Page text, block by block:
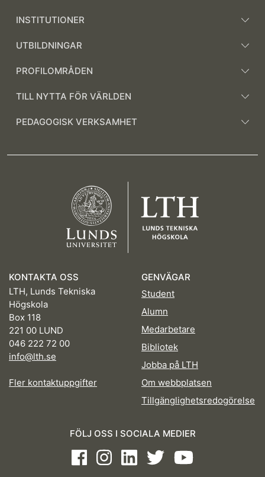
INSTITUTIONER
UTBILDNINGAR
PROFILOMRÅDEN
TILL NYTTA FÖR VÄRLDEN
PEDAGOGISK VERKSAMHET
KONTAKTA OSS
LTH, Lunds Tekniska
Högskola
Box 118
221 00 LUND
046 222 72 00
info@lth.se
Fler kontaktuppgifter
GENVÄGAR
Student
Alumn
Medarbetare
Bibliotek
Jobba på LTH
Om webbplatsen
Tillgänglighetsredogörelse
FÖLJ OSS I SOCIALA MEDIER
FacebookInstagramLinkedInTwitterYoutube